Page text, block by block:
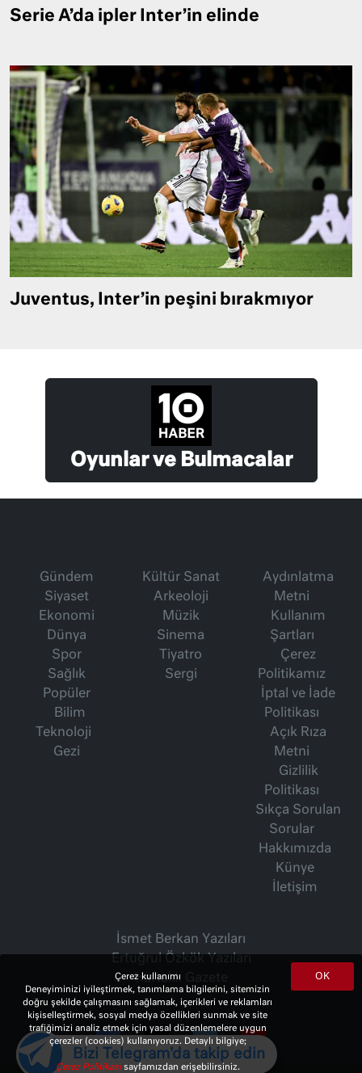
Serie A’da ipler Inter’in elinde
Juventus, Inter’in peşini bırakmıyor
Oyunlar ve Bulmacalar
Gündem
Siyaset
Ekonomi
Dünya
Spor
Sağlık
Popüler
Bilim
Teknoloji
Gezi
Kültür Sanat
Arkeoloji
Müzik
Sinema
Tiyatro
Sergi
Aydınlatma
Metni
Kullanım
Şartları
Çerez
Politikamız
İptal ve İade
Politikası
Açık Rıza
Metni
Gizlilik
Politikası
Sıkça Sorulan
Sorular
Hakkımızda
Künye
İletişim
İsmet Berkan Yazıları
Haftalık Gazete
OK
Çerez kullanımı
Deneyiminizi iyileştirmek, tanımlama bilgilerini, sitemizin
doğru şekilde çalışmasını sağlamak, içerikleri ve reklamları
kişiselleştirmek, sosyal medya özellikleri sunmak ve site
trafiğimizi analiz etmek için yasal düzenlemelere uygun
çerezler (cookies) kullanıyoruz. Detaylı bilgiye;
Çerez Politikasısayfamızdan erişebilirsiniz.
Bizi Telegram'da takip edin